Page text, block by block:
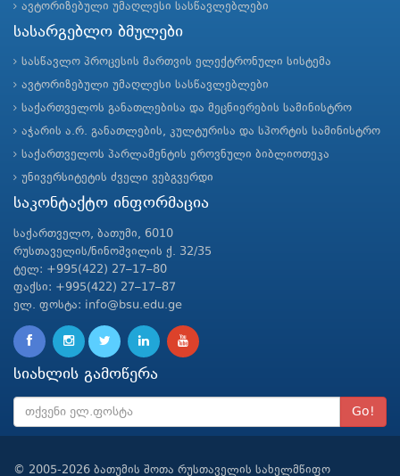
ავტორიზებული უმაღლესი სასწავლებლები
სასარგებლო ბმულები
სასწავლო პროცესის მართვის ელექტრონული სისტემა
ავტორიზებული უმაღლესი სასწავლებლები
საქართველოს განათლებისა და მეცნიერების სამინისტრო
აჭარის ა.რ. განათლების, კულტურისა და სპორტის სამინისტრო
საქართველოს პარლამენტის ეროვნული ბიბლიოთეკა
უნივერსიტეტის ძველი ვებგვერდი
საკონტაქტო ინფორმაცია
საქართველო, ბათუმი, 6010
რუსთაველის/ნინოშვილის ქ. 32/35
ტელ: +995(422) 27–17–80
ფაქსი: +995(422) 27–17–87
ელ. ფოსტა: info@bsu.edu.ge
სიახლის გამოწერა
Go!
© 2005-2026 ბათუმის შოთა რუსთაველის სახელმწიფო